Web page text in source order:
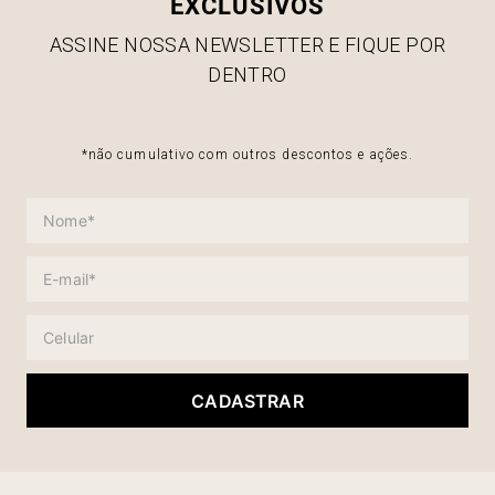
EXCLUSIVOS
ASSINE NOSSA NEWSLETTER E FIQUE POR
DENTRO
*não cumulativo com outros descontos e ações.
CADASTRAR